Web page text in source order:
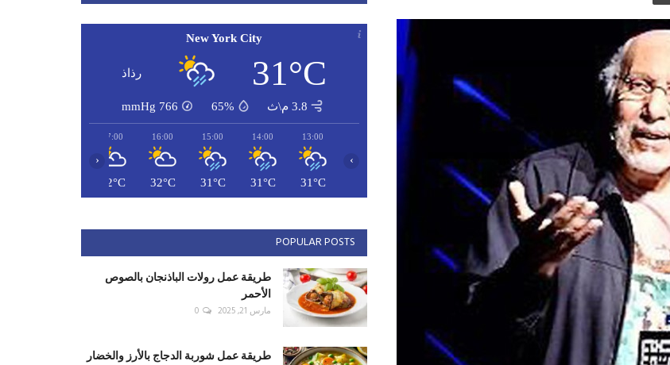
New York City
31°C رذاذ
3.8 م\ث 65%
766
mmHg
13:00
31°C
14:00
31°C
15:00
31°C
16:00
32°C
17:00
32°C
‹ ›
POPULAR POSTS
طريقة عمل رولات الباذنجان بالصوص
الأحمر
مارس 21, 2025 0
طريقة عمل شوربة الدجاج بالأرز والخضار